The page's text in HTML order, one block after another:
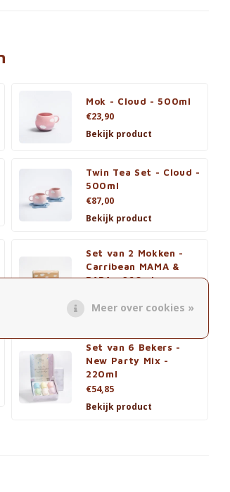
Mok - Cloud - 500ml
€23,90
Bekijk product
Twin Tea Set - Cloud -
500ml
€87,00
Bekijk product
Set van 2 Mokken -
Carribean MAMA &
PAPA - 360ml
Bekijk product
Set van 6 Bekers -
New Party Mix -
220ml
€54,85
Bekijk product
Meer over cookies »